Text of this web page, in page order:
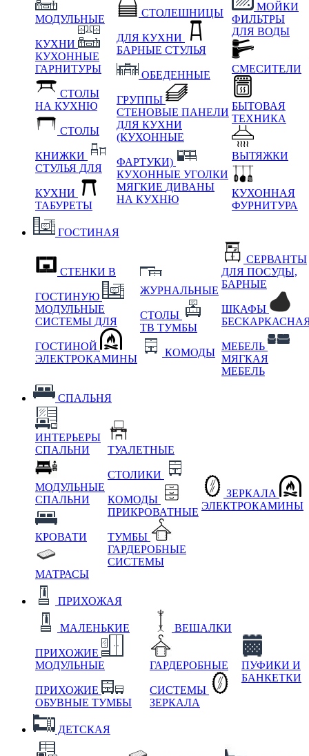
МОДУЛЬНЫЕ
КУХНИ
КУХОННЫЕ
ГАРНИТУРЫ
СТОЛЫ
НА КУХНЮ
СТОЛЫ
КНИЖКИ
СТУЛЬЯ ДЛЯ
КУХНИ
ТАБУРЕТЫ
СТОЛЕШНИЦЫ
ДЛЯ КУХНИ
БАРНЫЕ СТУЛЬЯ
ОБЕДЕННЫЕ
ГРУППЫ
СТЕНОВЫЕ ПАНЕЛИ
ДЛЯ КУХНИ
(КУХОННЫЕ
ФАРТУКИ)
КУХОННЫЕ УГОЛКИ
МЯГКИЕ ДИВАНЫ
НА КУХНЮ
МОЙКИ
ФИЛЬТРЫ
ДЛЯ ВОДЫ
СМЕСИТЕЛИ
БЫТОВАЯ
ТЕХНИКА
ВЫТЯЖКИ
КУХОННАЯ
ФУРНИТУРА
ГОСТИНАЯ
СТЕНКИ В
ГОСТИНУЮ
МОДУЛЬНЫЕ
СИСТЕМЫ ДЛЯ
ГОСТИНОЙ
ЭЛЕКТРОКАМИНЫ
ЖУРНАЛЬНЫЕ
СТОЛЫ
ТВ ТУМБЫ
КОМОДЫ
СЕРВАНТЫ
ДЛЯ ПОСУДЫ,
БАРНЫЕ
ШКАФЫ
МЕБЕЛЬ
МЯГКАЯ
МЕБЕЛЬ
СПАЛЬНЯ
ИНТЕРЬЕРЫ
СПАЛЬНИ
МОДУЛЬНЫЕ
СПАЛЬНИ
КРОВАТИ
МАТРАСЫ
ТУАЛЕТНЫЕ
СТОЛИКИ
КОМОДЫ
ПРИКРОВАТНЫЕ
ТУМБЫ
ГАРДЕРОБНЫЕ
СИСТЕМЫ
ЗЕРКАЛА
ЭЛЕКТРОКАМИНЫ
ПРИХОЖАЯ
МАЛЕНЬКИЕ
ПРИХОЖИЕ
МОДУЛЬНЫЕ
ПРИХОЖИЕ
ОБУВНЫЕ ТУМБЫ
ВЕШАЛКИ
ГАРДЕРОБНЫЕ
СИСТЕМЫ
ЗЕРКАЛА
ПУФИКИ И
БАНКЕТКИ
ДЕТСКАЯ